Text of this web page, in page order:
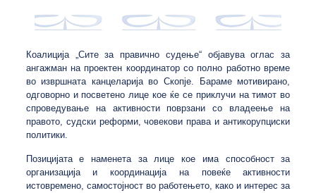
Коалиција „Сите за правично судење“ објавува оглас за
ангажман на проектен координатор со полно работно време
во извршната канцеларија во Скопје. Бараме мотивирано,
одговорно и посветено лице кое ќе се приклучи на тимот во
спроведување на активности поврзани со владеење на
правото, судски реформи, човекови права и антикорупциски
политики.
Позицијата е наменета за лице кое има способност за
организација и координација на повеќе активности
истовремено, самостојност во работењето, како и интерес за